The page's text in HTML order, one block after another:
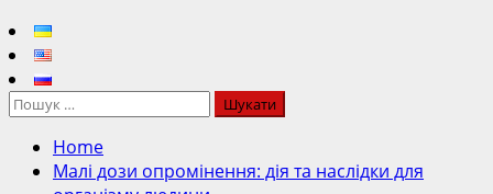
Пошук:
Home
Малі дози опромінення: дія та наслідки для